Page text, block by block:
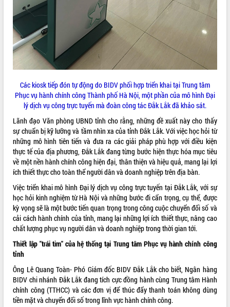
Lễ phát động chuỗi hoạt động chung
tay làm sạch môi trường
Xã Ea Kar bước chuyển mình trong
công tác cải cách hành chính mô hình
mới
UBND tỉnh họp báo định kỳ tháng 4
Hội thảo khoa học “Giải pháp thúc đẩy
phát triển nền kinh tế xanh tại tỉnh
Đắk Lắk”
Tăng cường giám sát, đôn đốc thực
hiện nhiệm vụ quản lý tài sản công
hàng tuần
Tháo gỡ những vướng mắc, đẩy mạnh
công tác cải cách thủ tục hành chính
tại Trung tâm Phục vụ hành chính
công tỉnh
Đắk Lắk: Tôn vinh 46 giải pháp tại Hội
thi Sáng tạo Kỹ thuật 2024 - 2025
Đắk Lắk rà soát, điều chỉnh Đề án 190
về phát triển nuôi trồng thủy sản
Phó Chủ tịch UBND tỉnh Đắk Lắk
Trương Công Thái kiểm tra thực địa
Dự án cao tốc Khánh Hòa - Buôn Ma
Thuột
Định vị cà phê Việt Nam như một “di
sản sống” trong dòng chảy toàn cầu
Các kiosk tiếp đón tự động do BIDV phối hợp triển khai tại Trung tâm
Phục vụ hành chính công Thành phố Hà Nội, một phần của mô hình Đại
lý dịch vụ công trực tuyến mà đoàn công tác Đắk Lắk đã khảo sát.
Lãnh đạo Văn phòng UBND tỉnh cho rằng, những đề xuất này cho thấy
sự chuẩn bị kỹ lưỡng và tầm nhìn xa của tỉnh Đắk Lắk. Với việc học hỏi từ
những mô hình tiên tiến và đưa ra các giải pháp phù hợp với điều kiện
thực tế của địa phương, Đắk Lắk đang từng bước hiện thực hóa mục tiêu
về một nền hành chính công hiện đại, thân thiện và hiệu quả, mang lại lợi
ích thiết thực cho toàn thể người dân và doanh nghiệp trên địa bàn.
Việc triển khai mô hình Đại lý dịch vụ công trực tuyến tại Đắk Lắk, với sự
học hỏi kinh nghiệm từ Hà Nội và những bước đi cẩn trọng, cụ thể, được
kỳ vọng sẽ là một bước tiến quan trọng trong công cuộc chuyển đổi số và
cải cách hành chính của tỉnh, mang lại những lợi ích thiết thực, nâng cao
chất lượng phục vụ người dân và doanh nghiệp trong thời gian tới.
Thiết lập "trái tim" của hệ thống tại Trung tâm Phục vụ hành chính công
tỉnh
Ông Lê Quang Toàn- Phó Giám đốc BIDV Đắk Lắk cho biết, Ngân hàng
BIDV chi nhánh Đắk Lắk đang tích cực đồng hành cùng Trung tâm Hành
chính công (TTHCC) và các đơn vị để thúc đẩy thanh toán không dùng
tiền mặt và chuyển đổi số trong lĩnh vực hành chính công.